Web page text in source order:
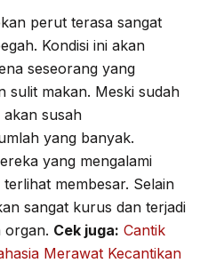
perut terasa sangat
Kondisi ini akan
seseorang yang
sulit makan. Meski sudah
susah
yang banyak.
yang mengalami
membesar. Selain
sangat kurus dan terjadi
organ. Cek juga: Cantik
Merawat Kecantikan